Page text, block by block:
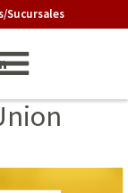
Sucursales